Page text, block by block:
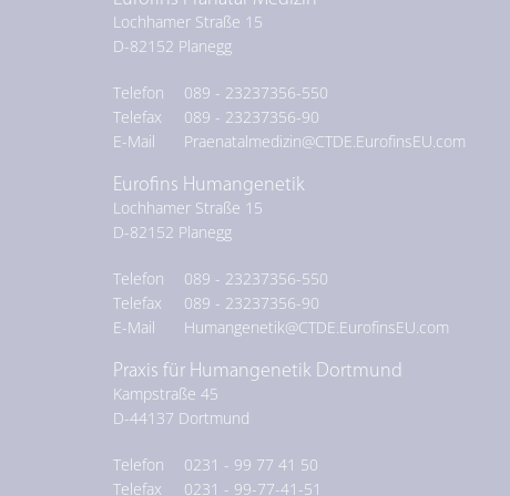
Lochhamer Straße 15
D-82152 Planegg
Telefon
089 - 23237356-550
Telefax
089 - 23237356-90
E-Mail
Praenatalmedizin@CTDE.EurofinsEU.com
Eurofins Humangenetik
Lochhamer Straße 15
D-82152 Planegg
Telefon
089 - 23237356-550
Telefax
089 - 23237356-90
E-Mail
Humangenetik@CTDE.EurofinsEU.com
Praxis für Humangenetik Dortmund
Kampstraße 45
D-44137 Dortmund
Telefon
0231 - 99 77 41 50
Telefax
0231 - 99-77-41-51